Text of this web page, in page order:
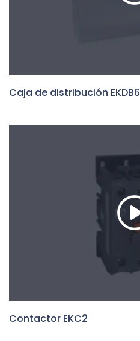
Caja de distribución EKDB6
Contactor EKC2